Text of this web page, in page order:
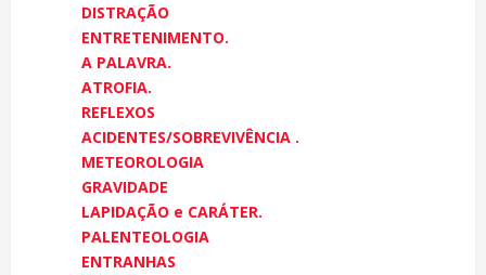
DISTRAÇÃO
ENTRETENIMENTO.
A PALAVRA.
ATROFIA.
REFLEXOS
ACIDENTES/SOBREVIVÊNCIA .
METEOROLOGIA
GRAVIDADE
LAPIDAÇÃO e CARÁTER.
PALENTEOLOGIA
ENTRANHAS